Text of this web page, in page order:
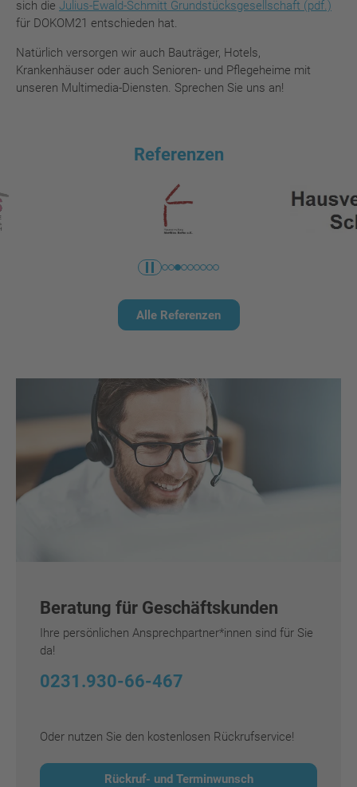
sich die Julius-Ewald-Schmitt Grundstücksgesellschaft (pdf.)
für DOKOM21 entschieden hat.
Natürlich versorgen wir auch Bauträger, Hotels,
Krankenhäuser oder auch Senioren- und Pflegeheime mit
unseren Multimedia-Diensten. Sprechen Sie uns an!
Referenzen
Alle Referenzen
Beratung für Geschäftskunden
Ihre persönlichen Ansprechpartner*innen sind für Sie
da!
0231.930-66-467
Oder nutzen Sie den kostenlosen Rückrufservice!
Rückruf- und Terminwunsch